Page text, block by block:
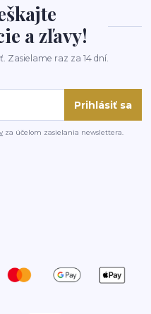
a zľavy!
Zasielame raz za 14 dní.
Prihlásiť sa
za účelom zasielania newslettera.